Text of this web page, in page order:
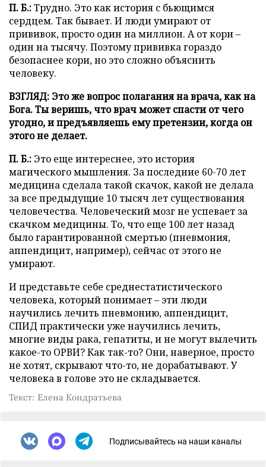
П. Б.:Трудно. Это как история с бьющимся
сердцем. Так бывает. И люди умирают от
прививок, просто один на миллион. А от кори –
один на тысячу. Поэтому прививка гораздо
безопаснее кори, но это сложно объяснить
человеку.
ВЗГЛЯД: Это же вопрос полагания на врача, как на
Бога. Ты веришь, что врач может спасти от чего
угодно, и предъявляешь ему претензии, когда он
этого не делает.
П. Б.: Это еще интереснее, это история
магического мышления. За последние 60-70 лет
медицина сделала такой скачок, какой не делала
за все предыдущие 10 тысяч лет существования
человечества. Человеческий мозг не успевает за
скачком медицины. То, что еще 100 лет назад
было гарантированной смертью (пневмония,
аппендицит, например), сейчас от этого не
умирают.
И представьте себе среднестатистического
человека, который понимает – эти люди
научились лечить пневмонию, аппендицит,
СПИД практически уже научились лечить,
многие виды рака, гепатиты, и не могут вылечить
какое-то ОРВИ? Как так-то? Они, наверное, просто
не хотят, скрывают что-то, не дорабатывают. У
человека в голове это не складывается.
Текст: Елена Кондратьева
Подписывайтесь на наши каналы